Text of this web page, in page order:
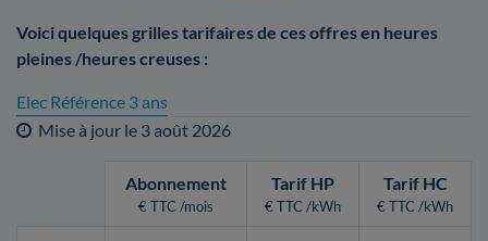
Voici quelques grilles tarifaires de ces offres en heures
pleines /heures creuses :
Elec Référence 3 ans
Mise à jour le 3 août 2026
Abonnement
€ TTC /mois
Tarif HP
€ TTC /kWh
Tarif HC
€ TTC /kWh